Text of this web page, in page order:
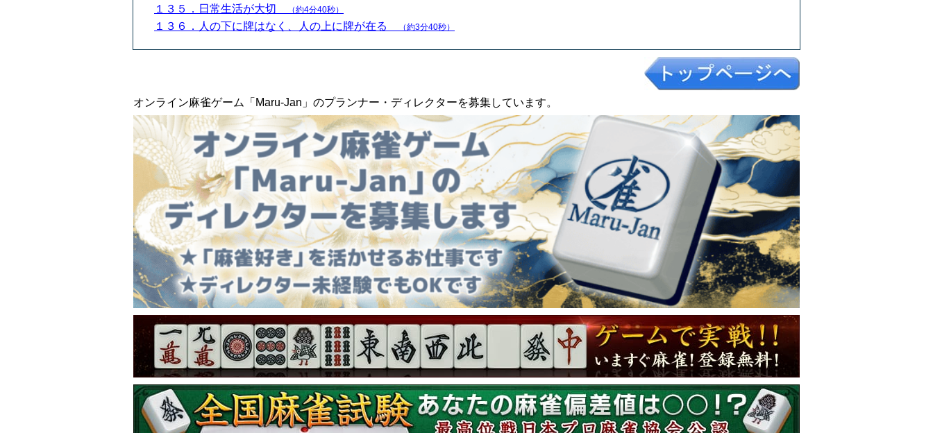
１３５．日常生活が大切 （約4分40秒）
１３６．人の下に牌はなく、人の上に牌が在る （約3分40秒）
オンライン麻雀ゲーム「Maru-Jan」のプランナー・ディレクターを募集しています。